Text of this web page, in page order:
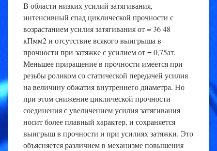
В области низких усилий затягивания,
интенсивный спад циклической прочности с
возрастанием усилия затягивания от = 36 48
кПмм2 и отсутствие всякого выигрыша в
прочности при затяжке с усилием от = 0,75ат.
Меньшее приращение в прочности имеется при
резьбы роликом со статической передачей усилия
на величину обжатия внутреннего диаметра. Но
при этом снижение циклической прочности
соединения с увеличением усилия затягивания
носит более плавный характер, и сохраняется
выигрыш в прочности и при усилиях затяжки. Это
объясняется различием в механизме повышения